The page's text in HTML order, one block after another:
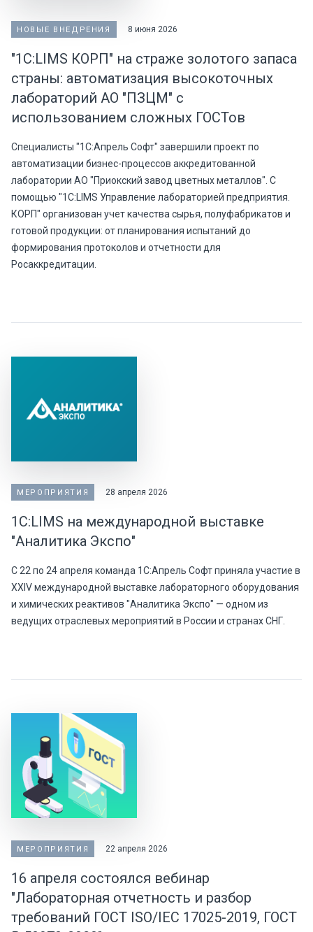
НОВЫЕ ВНЕДРЕНИЯ 8 июня 2026
"1С:LIMS КОРП" на страже золотого запаса
страны: автоматизация высокоточных
лабораторий АО "ПЗЦМ" с
использованием сложных ГОСТов
Специалисты "1С:Апрель Софт" завершили проект по
автоматизации бизнес-процессов аккредитованной
лаборатории АО "Приокский завод цветных металлов". С
помощью "1С:LIMS Управление лабораторией предприятия.
КОРП" организован учет качества сырья, полуфабрикатов и
готовой продукции: от планирования испытаний до
формирования протоколов и отчетности для
Росаккредитации.
МЕРОПРИЯТИЯ 28 апреля 2026
1С:LIMS на международной выставке
"Аналитика Экспо"
С 22 по 24 апреля команда 1С:Апрель Софт приняла участие в
XXIV международной выставке лабораторного оборудования
и химических реактивов "Аналитика Экспо" — одном из
ведущих отраслевых мероприятий в России и странах СНГ.
МЕРОПРИЯТИЯ 22 апреля 2026
16 апреля состоялся вебинар
"Лабораторная отчетность и разбор
требований ГОСТ ISO/IEC 17025-2019, ГОСТ